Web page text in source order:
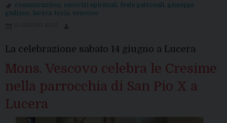
Vescovo
comunicazioni esercizi spirituali feste patronali giuseppe
giuliano
lucera troia vescovo
La celebrazione sabato 14 giugno a Lucera
Mons. Vescovo celebra le Cresime
nella parrocchia di San Pio X a
Lucera